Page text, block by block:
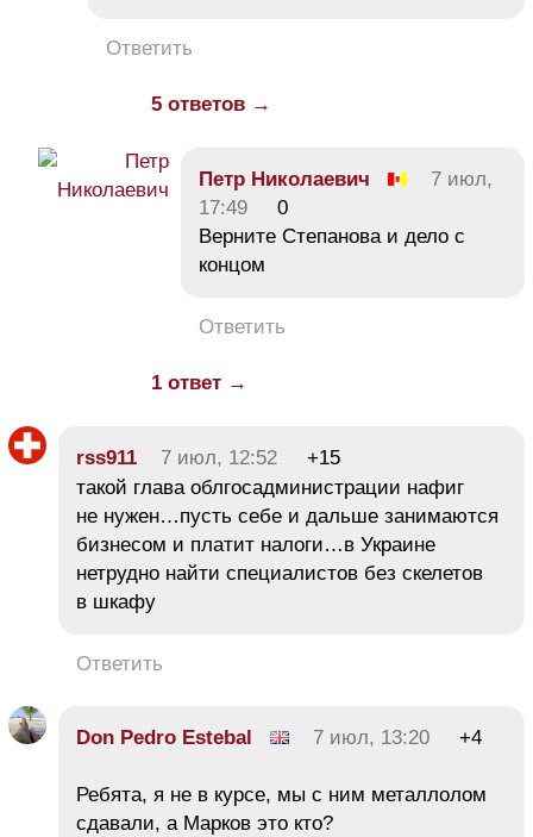
Ответить
5 ответов →
Петр Николаевич
7 июл,
17:49
0
Верните Степанова и дело с
концом
Ответить
1 ответ →
rss911 7 июл, 12:52
+15
такой глава облгосадминистрации нафиг
не нужен…пусть себе и дальше занимаются
бизнесом и платит налоги…в Украине
нетрудно найти специалистов без скелетов
в шкафу
Ответить
Don Pedro Estebal 7 июл, 13:20 +4
Ребята, я не в курсе, мы с ним металлолом
сдавали, а Марков это кто?